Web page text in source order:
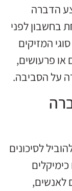
הדברה
בחשבון לפני
המזיקים
או פרעושים,
על הסביבה.
לסיכונים
לאנשים,